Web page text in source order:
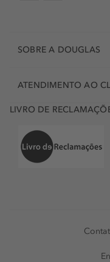
SOBRE A DOUGLAS
ATENDIMENTO AO
LIVRO DE